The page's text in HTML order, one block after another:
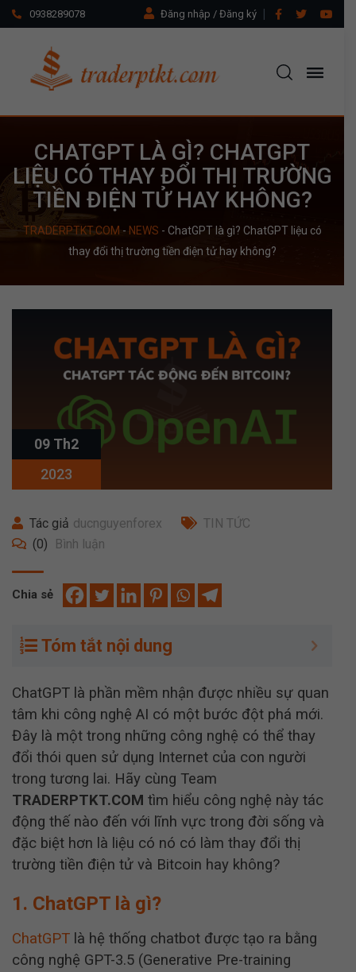
0938289078 Đăng nhập / Đăng ký
CHATGPT LÀ GÌ? CHATGPT
LIỆU CÓ THAY ĐỔI THỊ TRƯỜNG
TIỀN ĐIỆN TỬ HAY KHÔNG?
TRADERPTKT.COM - NEWS - ChatGPT là gì? ChatGPT liệu có
thay đổi thị trường tiền điện tử hay không?
09 Th2
2023
Tác giả ducnguyenforex
TIN TỨC
(0)
Bình luận
Chia sẻ
Tóm tắt nội dung
ChatGPT là phần mềm nhận được nhiều sự quan
tâm khi công nghệ AI có một bước đột phá mới.
Đây là một trong những công nghệ có thể thay
đổi thói quen sử dụng Internet của con người
trong tương lai. Hãy cùng Team
TRADERPTKT.COM tìm hiểu công nghệ này tác
động thế nào đến với lĩnh vực trong đời sống và
đặc biệt hơn là liệu có nó có làm thay đổi thị
trường tiền điện tử và Bitcoin hay không?
1. ChatGPT là gì?
ChatGPT là hệ thống chatbot được tạo ra bằng
công nghệ GPT-3.5 (Generative Pre-training